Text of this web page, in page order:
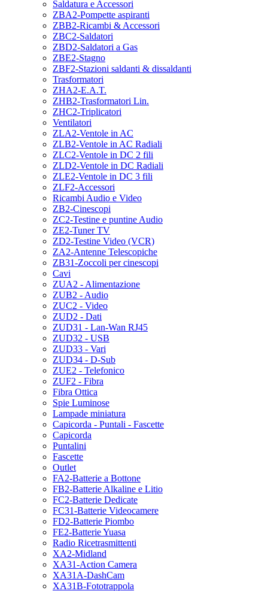
Saldatura e Accessori
ZBA2-Pompette aspiranti
ZBB2-Ricambi & Accessori
ZBC2-Saldatori
ZBD2-Saldatori a Gas
ZBE2-Stagno
ZBF2-Stazioni saldanti & dissaldanti
Trasformatori
ZHA2-E.A.T.
ZHB2-Trasformatori Lin.
ZHC2-Triplicatori
Ventilatori
ZLA2-Ventole in AC
ZLB2-Ventole in AC Radiali
ZLC2-Ventole in DC 2 fili
ZLD2-Ventole in DC Radiali
ZLE2-Ventole in DC 3 fili
ZLF2-Accessori
Ricambi Audio e Video
ZB2-Cinescopi
ZC2-Testine e puntine Audio
ZE2-Tuner TV
ZD2-Testine Video (VCR)
ZA2-Antenne Telescopiche
ZB31-Zoccoli per cinescopi
Cavi
ZUA2 - Alimentazione
ZUB2 - Audio
ZUC2 - Video
ZUD2 - Dati
ZUD31 - Lan-Wan RJ45
ZUD32 - USB
ZUD33 - Vari
ZUD34 - D-Sub
ZUE2 - Telefonico
ZUF2 - Fibra
Fibra Ottica
Spie Luminose
Lampade miniatura
Capicorda - Puntali - Fascette
Capicorda
Puntalini
Fascette
Outlet
FA2-Batterie a Bottone
FB2-Batterie Alkaline e Litio
FC2-Batterie Dedicate
FC31-Batterie Videocamere
FD2-Batterie Piombo
FE2-Batterie Yuasa
Radio Ricetrasmittenti
XA2-Midland
XA31-Action Camera
XA31A-DashCam
XA31B-Fototrappola